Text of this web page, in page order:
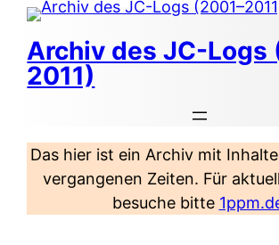
Zum
Inhalt
springen
Archiv des JC-Logs
2011)
Das hier ist ein Archiv mit
vergangenen Zeiten. Für
besuche bitte